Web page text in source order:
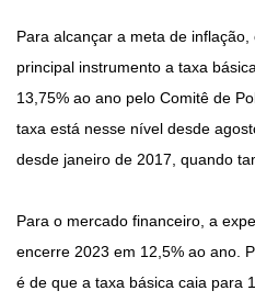
Para alcançar a meta de
principal instrumento a taxa
13,75% ao ano pelo Comitê de
taxa está nesse nível desde
desde janeiro de 2017, quando
Para o mercado financeiro, a
encerre 2023 em 12,5% ao ano.
é de que a taxa básica caia para